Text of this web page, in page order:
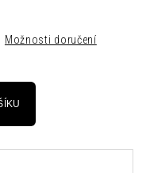
Možnosti doručení